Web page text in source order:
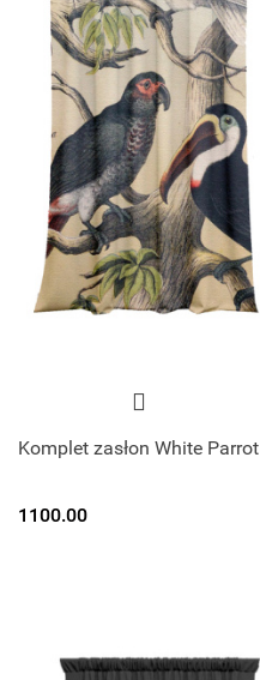
Komplet zasłon White Parrot
1100.00